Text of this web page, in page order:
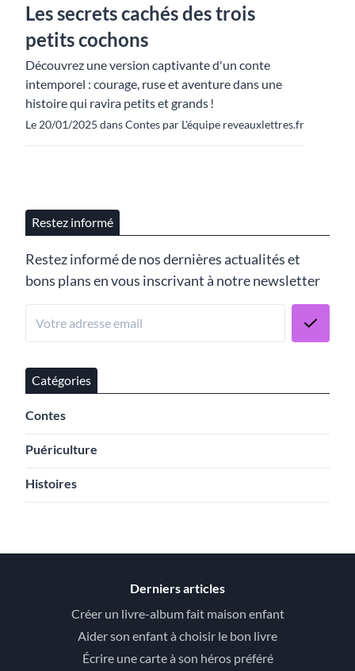
Les secrets cachés des trois
petits cochons
Découvrez une version captivante d'un conte
intemporel : courage, ruse et aventure dans une
histoire qui ravira petits et grands !
Le 20/01/2025 dans Contes par L'équipe reveauxlettres.fr
Restez informé
Restez informé de nos dernières actualités et
bons plans en vous inscrivant à notre newsletter
Catégories
Contes
Puériculture
Histoires
Derniers articles
Créer un livre-album fait maison enfant
Aider son enfant à choisir le bon livre
Écrire une carte à son héros préféré